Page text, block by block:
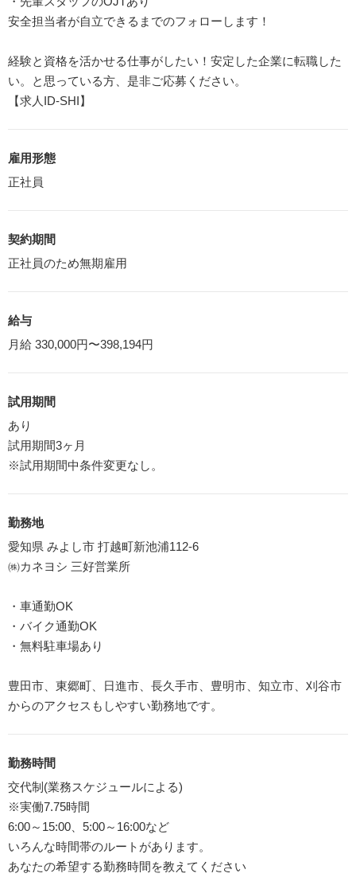
安全担当者が自立できるまでのフォローします！
経験と資格を活かせる仕事がしたい！安定した企業に転職した
い。と思っている方、是非ご応募ください。
【求人ID-SHI】
雇用形態
正社員
契約期間
正社員のため無期雇用
給与
月給 330,000円〜398,194円
試用期間
あり
試用期間3ヶ月
※試用期間中条件変更なし。
勤務地
愛知県 みよし市 打越町新池浦112-6
㈱カネヨシ 三好営業所
・車通勤OK
・バイク通勤OK
・無料駐車場あり
豊田市、東郷町、日進市、長久手市、豊明市、知立市、刈谷市
からのアクセスもしやすい勤務地です。
勤務時間
交代制(業務スケジュールによる)
※実働7.75時間
6:00～15:00、5:00～16:00など
いろんな時間帯のルートがあります。
あなたの希望する勤務時間を教えてください